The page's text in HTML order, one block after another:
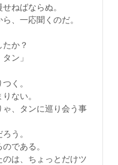
ねばならぬ。
、一応聞くのだ。
か？
ン」
く。
ない。
ゃ、タンに巡り会う事
う。
である。
は、ちょっとだけツ